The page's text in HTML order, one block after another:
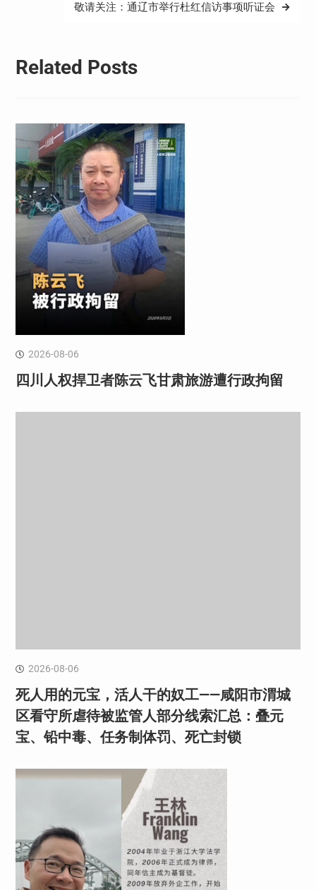
敬请关注：通辽市举行杜红信访事项听证会
Related Posts
2026-08-06
四川人权捍卫者陈云飞甘肃旅游遭行政拘留
2026-08-06
死人用的元宝，活人干的奴工——咸阳市渭城
区看守所虐待被监管人部分线索汇总：叠元
宝、铅中毒、任务制体罚、死亡封锁